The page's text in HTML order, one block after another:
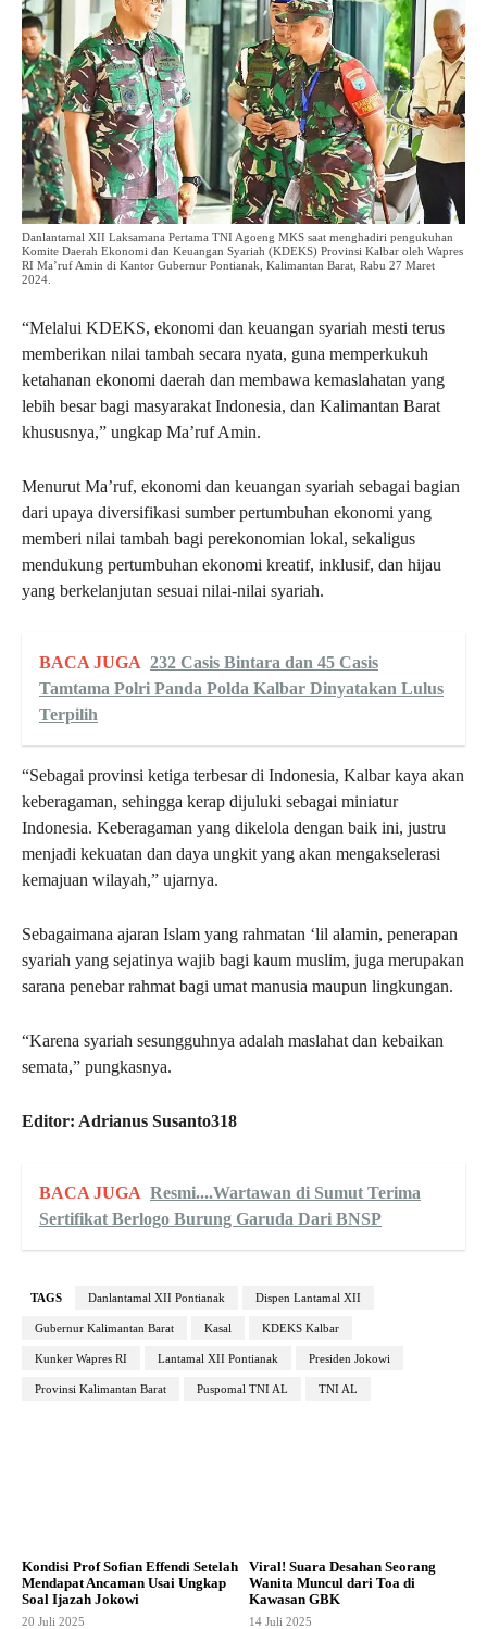
Danlantamal XII Laksamana Pertama TNI Agoeng MKS saat menghadiri pengukuhan
Komite Daerah Ekonomi dan Keuangan Syariah (KDEKS) Provinsi Kalbar oleh Wapres
RI Ma’ruf Amin di Kantor Gubernur Pontianak, Kalimantan Barat, Rabu 27 Maret
2024.
“Melalui KDEKS, ekonomi dan keuangan syariah mesti terus
memberikan nilai tambah secara nyata, guna memperkukuh
ketahanan ekonomi daerah dan membawa kemaslahatan yang
lebih besar bagi masyarakat Indonesia, dan Kalimantan Barat
khususnya,” ungkap Ma’ruf Amin.
Menurut Ma’ruf, ekonomi dan keuangan syariah sebagai bagian
dari upaya diversifikasi sumber pertumbuhan ekonomi yang
memberi nilai tambah bagi perekonomian lokal, sekaligus
mendukung pertumbuhan ekonomi kreatif, inklusif, dan hijau
yang berkelanjutan sesuai nilai-nilai syariah.
BACA JUGA 232 Casis Bintara dan 45 Casis
Tamtama Polri Panda Polda Kalbar Dinyatakan Lulus
Terpilih
“Sebagai provinsi ketiga terbesar di Indonesia, Kalbar kaya akan
keberagaman, sehingga kerap dijuluki sebagai miniatur
Indonesia. Keberagaman yang dikelola dengan baik ini, justru
menjadi kekuatan dan daya ungkit yang akan mengakselerasi
kemajuan wilayah,” ujarnya.
Sebagaimana ajaran Islam yang rahmatan ‘lil alamin, penerapan
syariah yang sejatinya wajib bagi kaum muslim, juga merupakan
sarana penebar rahmat bagi umat manusia maupun lingkungan.
“Karena syariah sesungguhnya adalah maslahat dan kebaikan
semata,” pungkasnya.
Editor: Adrianus Susanto318
BACA JUGA Resmi....Wartawan di Sumut Terima
Sertifikat Berlogo Burung Garuda Dari BNSP
TAGS Danlantamal XII Pontianak Dispen Lantamal XII
Gubernur Kalimantan Barat Kasal KDEKS Kalbar
Kunker Wapres RI Lantamal XII Pontianak Presiden Jokowi
Provinsi Kalimantan Barat Puspomal TNI AL TNI AL
Kondisi Prof Sofian Effendi Setelah
Mendapat Ancaman Usai Ungkap
Soal Ijazah Jokowi
20 Juli 2025
Viral! Suara Desahan Seorang
Wanita Muncul dari Toa di
Kawasan GBK
14 Juli 2025